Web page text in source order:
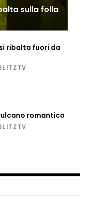
ad Atene
and down for
lo sposo
in aula gli
di Val Gardena,
il paese
sulla folla
ribalta fuori da
romantico